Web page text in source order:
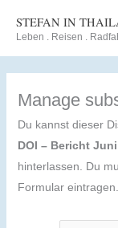
Inhalt
STEFAN IN
Leben . Reisen .
Manage
Du kannst dieser
DOI – Bericht
hinterlassen. Du
Formular eintragen.